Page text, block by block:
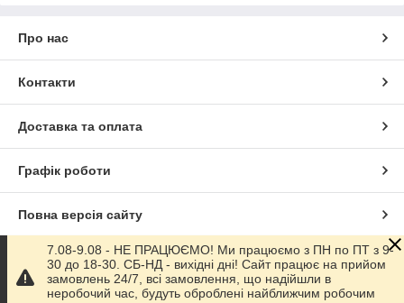
Про нас
Контакти
Доставка та оплата
Графік роботи
Повна версія сайту
Сайт створено на маркетплейсіProm.ua
7.08-9.08 - НЕ ПРАЦЮЄМО! Ми працюємо з ПН по ПТ з 9-
30 до 18-30. СБ-НД - вихідні дні! Сайт працює на прийом
замовлень 24/7, всі замовлення, що надійшли в
неробочий час, будуть оброблені найближчим робочим